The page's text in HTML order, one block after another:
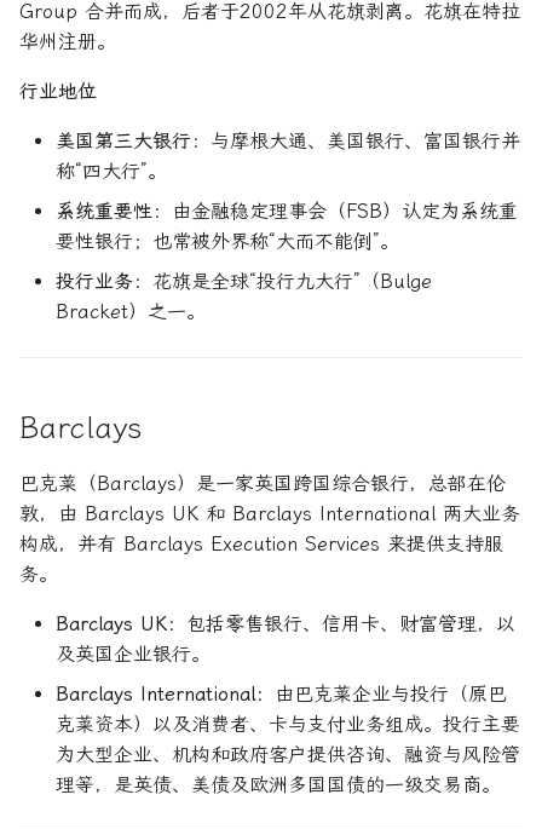
Group 合并而成，后者于2002年从花旗剥离。花旗在特拉
华州注册。
行业地位
美国第三大银行 ：与摩根大通、美国银行、富国银行并
称“四大行”。
系统重要性 ：由金融稳定理事会（FSB）认定为系统重
要性银行；也常被外界称“大而不能倒”。
投行业务：花旗是全球“投行九大行”（Bulge
Bracket）之一。
Barclays
巴克莱（Barclays）是一家英国跨国综合银行，总部在伦
敦，由 Barclays UK 和 Barclays International 两大业务
构成，并有 Barclays Execution Services 来提供支持服
务。
Barclays UK：包括零售银行、信用卡、财富管理，以
及英国企业银行。
Barclays International：由巴克莱企业与投行（原巴
克莱资本）以及消费者、卡与支付业务组成。投行主要
为大型企业、机构和政府客户提供咨询、融资与风险管
理等，是英债、美债及欧洲多国国债的一级交易商。